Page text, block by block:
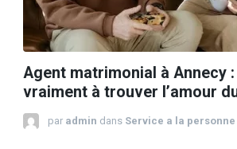
Agent matrimonial à Annecy :
vraiment à trouver l’amour
par admin dans Service a la personne